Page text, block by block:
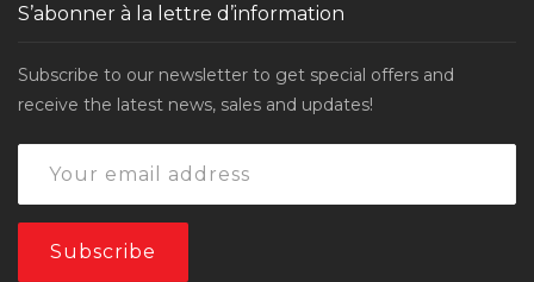
S’abonner à la lettre d’information
Subscribe to our newsletter to get special offers and
receive the latest news, sales and updates!